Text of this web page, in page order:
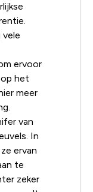
vele
ervoor
het
meer
van
In
ervan
te
zeker